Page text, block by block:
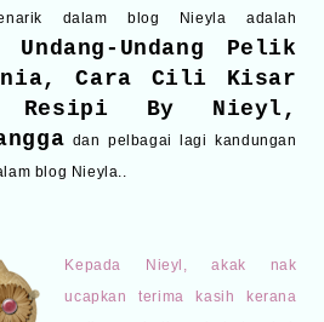
dalam blog Nieyla adalah
Undang Pelik
,Cara Cili Kisar
Resipi By Nieyl ,
dan pelbagai lagi kandungan
blog Nieyla..
Kepada Nieyl, akak nak
ucapkan terima kasih kerana